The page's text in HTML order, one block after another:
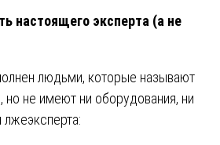
настоящего эксперта (а не
людьми, которые называют
но не имеют ни оборудования, ни
лжеэксперта: